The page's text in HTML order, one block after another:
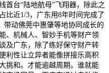
首台“陆地航母”飞翔器，除此之
比近1/3，广东用8年时间完成了
带动佛莞中惠肇等地协同成长的
、机械人、智妙手机等财产领
及广东，除了练好保守财产转
利性让立异者能像拼接乐高积
挑和。才能逾越周期。谁就能